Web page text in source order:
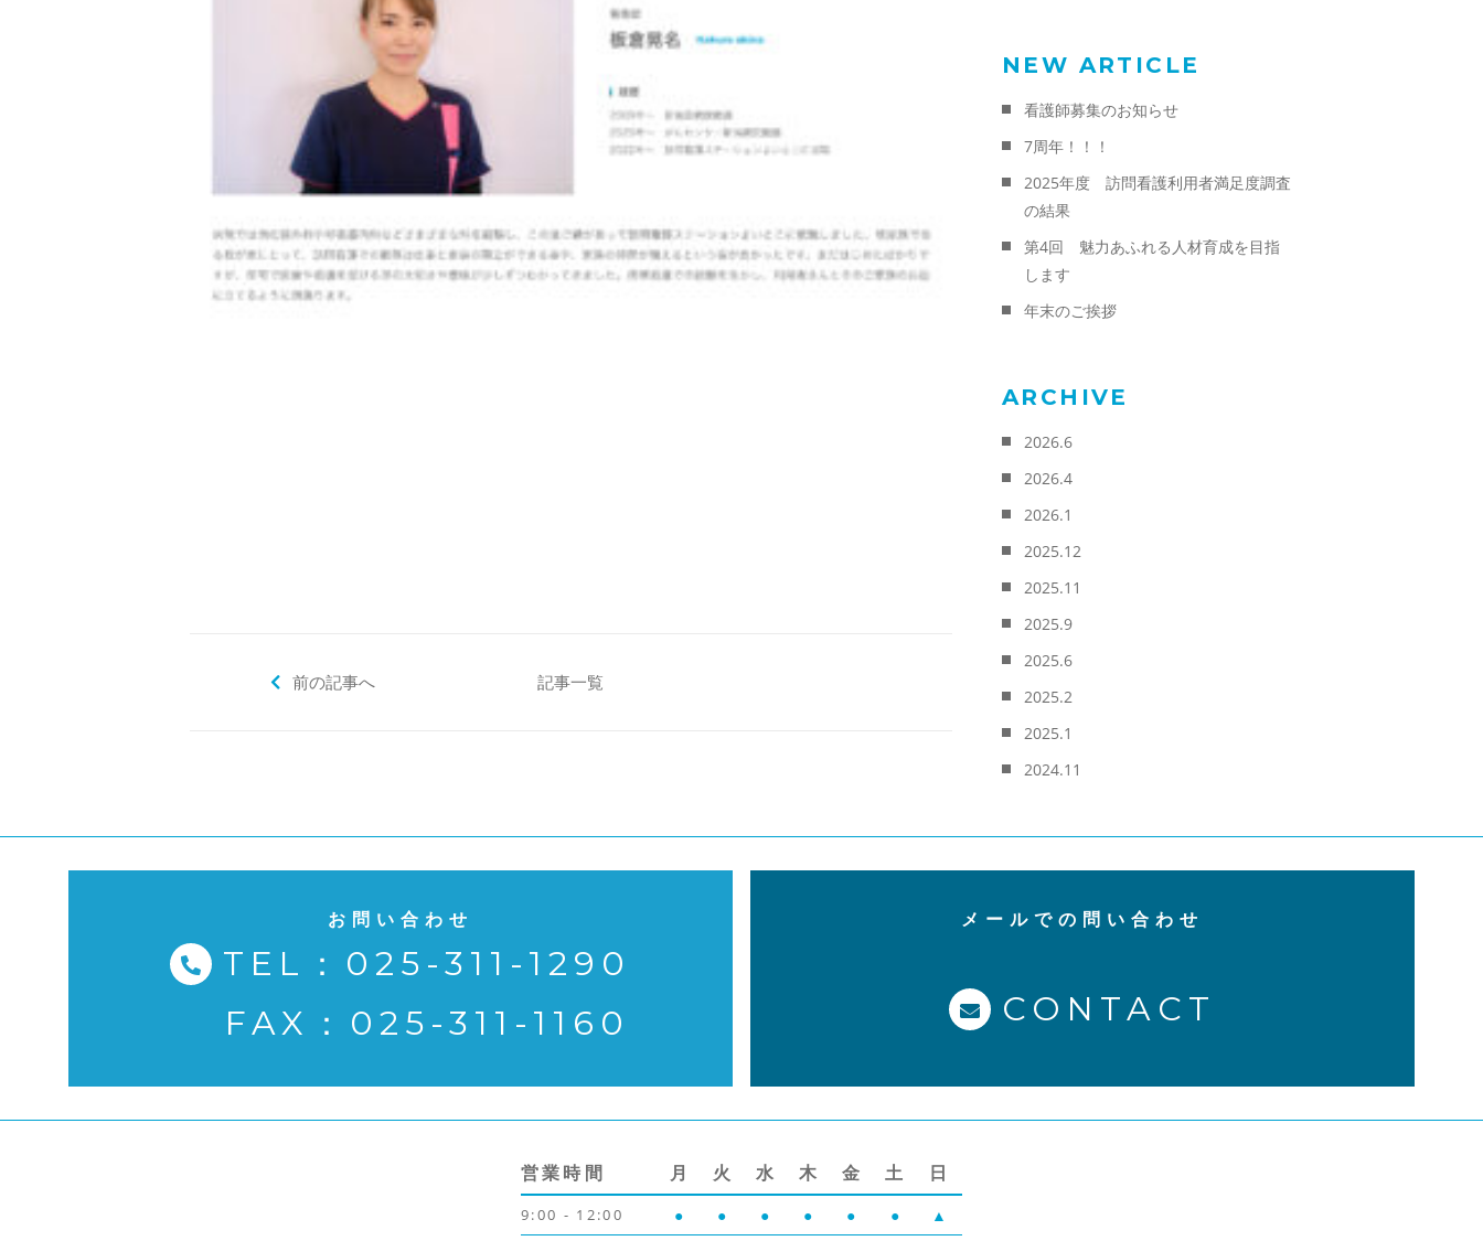
2023年度訪問看護利用者満足度調査の結果
2022年度訪問看護利用者満足度調査の結果
2020年度訪問看護利用者満足度調査の結果
前の記事へ 記事一覧
NEW ARTICLE
看護師募集のお知らせ
7周年！！！
2025年度 訪問看護利用者満足度調査
の結果
第4回 魅力あふれる人材育成を目指
します
年末のご挨拶
ARCHIVE
2026.6
2026.4
2026.1
2025.12
2025.11
2025.9
2025.6
2025.2
2025.1
2024.11
お問い合わせ
TEL：025-311-1290
FAX：025-311-1160
メールでの問い合わせ
CONTACT
営業時間 月 火 水 木 金 土 日
9:00 - 12:00 ● ● ● ● ● ● ▲